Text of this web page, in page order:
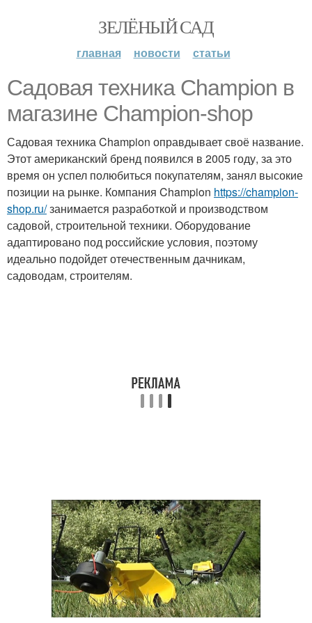
ЗЕЛЁНЫЙ САД
главная новости статьи
Садовая техника Champion в
магазине Champion-shop
Садовая техника Champion оправдывает своё название.
Этот американский бренд появился в 2005 году, за это
время он успел полюбиться покупателям, занял высокие
позиции на рынке. Компания Champion https://champion-
shop.ru/занимается разработкой и производством
садовой, строительной техники. Оборудование
адаптировано под российские условия, поэтому
идеально подойдет отечественным дачникам,
садоводам, строителям.